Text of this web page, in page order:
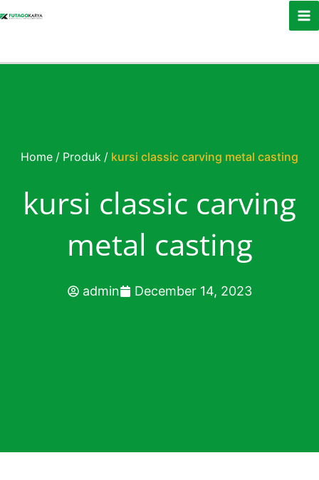
Home / Produk / kursi classic carving metal casting
kursi classic carving
metal casting
admin December 14, 2023